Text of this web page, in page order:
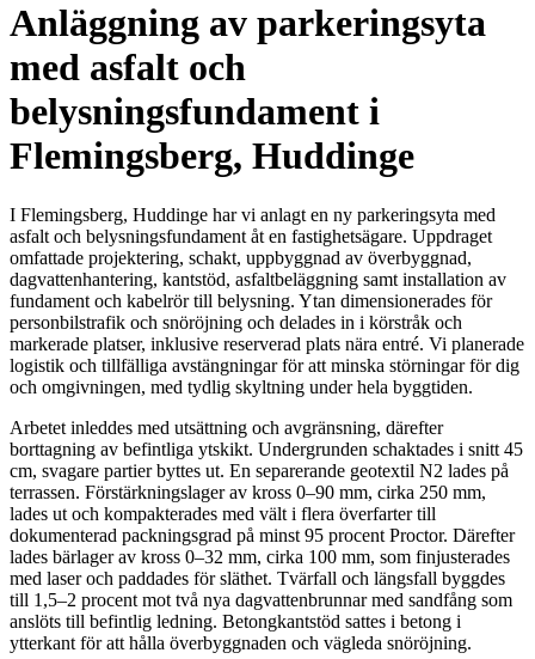
Anläggning av parkeringsyta
med asfalt och
belysningsfundament i
Flemingsberg, Huddinge
I Flemingsberg, Huddinge har vi anlagt en ny parkeringsyta med
asfalt och belysningsfundament åt en fastighetsägare. Uppdraget
omfattade projektering, schakt, uppbyggnad av överbyggnad,
dagvattenhantering, kantstöd, asfaltbeläggning samt installation av
fundament och kabelrör till belysning. Ytan dimensionerades för
personbilstrafik och snöröjning och delades in i körstråk och
markerade platser, inklusive reserverad plats nära entré. Vi planerade
logistik och tillfälliga avstängningar för att minska störningar för dig
och omgivningen, med tydlig skyltning under hela byggtiden.
Arbetet inleddes med utsättning och avgränsning, därefter
borttagning av befintliga ytskikt. Undergrunden schaktades i snitt 45
cm, svagare partier byttes ut. En separerande geotextil N2 lades på
terrassen. Förstärkningslager av kross 0–90 mm, cirka 250 mm,
lades ut och kompakterades med vält i flera överfarter till
dokumenterad packningsgrad på minst 95 procent Proctor. Därefter
lades bärlager av kross 0–32 mm, cirka 100 mm, som finjusterades
med laser och paddades för släthet. Tvärfall och längsfall byggdes
till 1,5–2 procent mot två nya dagvattenbrunnar med sandfång som
anslöts till befintlig ledning. Betongkantstöd sattes i betong i
ytterkant för att hålla överbyggnaden och vägleda snöröjning.